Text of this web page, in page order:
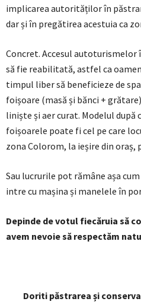
implicarea autorităților în
dar și în pregătirea acestuia ca
Concret. Accesul autoturismelor
să fie reabilitată, astfel ca
timpul liber să beneficieze de
foișoare (masă și bănci +
liniște și aer curat. Modelul după
foișoarele poate fi cel pe care
zona Colorom, la ieșire din oraș,
Sau lucrurile pot rămâne așa
intre cu mașina și manelele în
Depinde de votul fiecăruia să
avem nevoie să respectăm
Doriti păstrarea și